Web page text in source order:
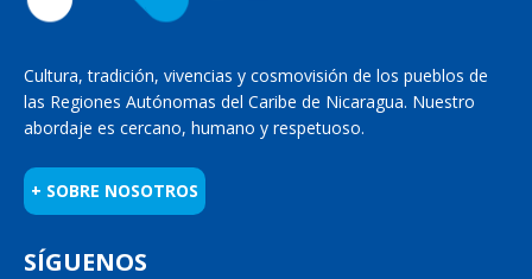
Cultura, tradición, vivencias y cosmovisión de los pueblos de
las Regiones Autónomas del Caribe de Nicaragua. Nuestro
abordaje es cercano, humano y respetuoso.
+ SOBRE NOSOTROS
SÍGUENOS